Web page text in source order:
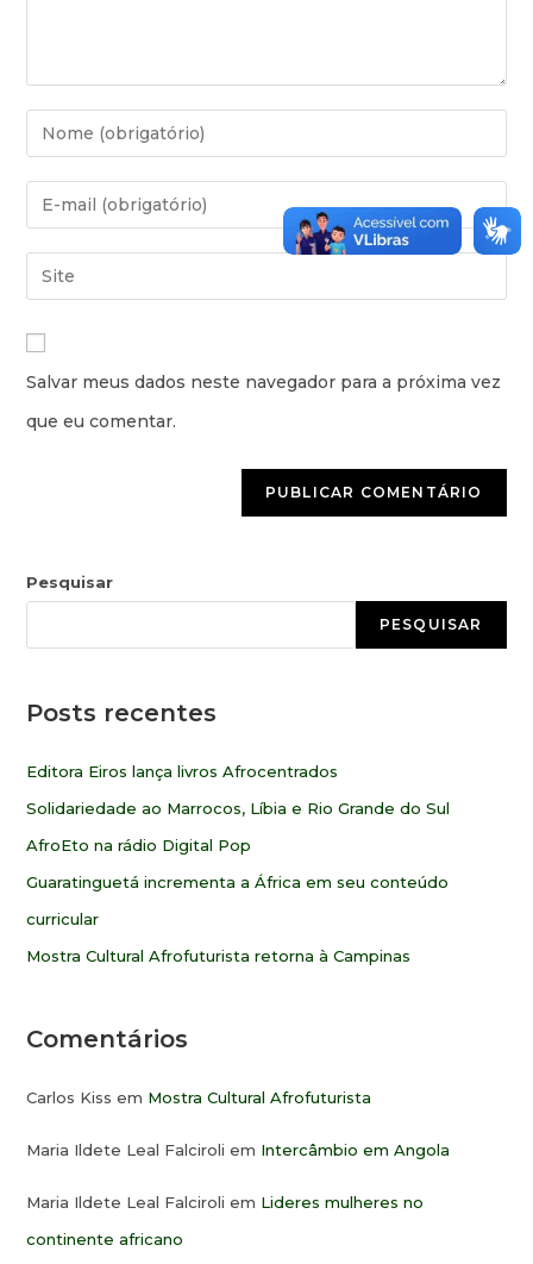
Salvar meus dados neste navegador para a próxima vez
que eu comentar.
Pesquisar
PESQUISAR
Posts recentes
Editora Eiros lança livros Afrocentrados
Solidariedade ao Marrocos, Líbia e Rio Grande do Sul
AfroEto na rádio Digital Pop
Guaratinguetá incrementa a África em seu conteúdo
curricular
Mostra Cultural Afrofuturista retorna à Campinas
Comentários
Carlos Kiss em Mostra Cultural Afrofuturista
Maria Ildete Leal Falciroli em Intercâmbio em Angola
Maria Ildete Leal Falciroli em Lideres mulheres no
continente africano